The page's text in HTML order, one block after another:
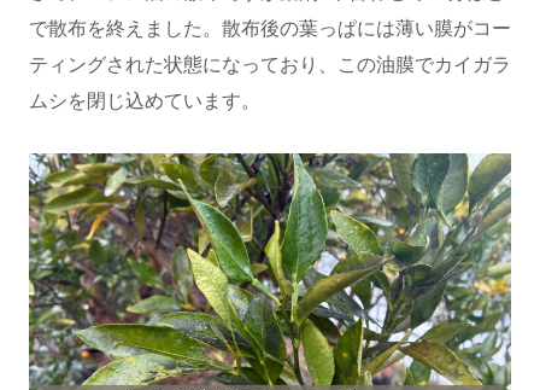
で散布を終えました。散布後の葉っぱには薄い膜がコー
ティングされた状態になっており、この油膜でカイガラ
ムシを閉じ込めています。